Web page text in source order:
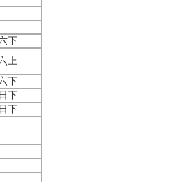
下
上
下
下
下